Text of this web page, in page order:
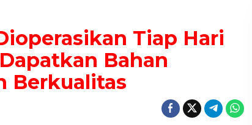
Tiap Hari
Bahan
Berkualitas